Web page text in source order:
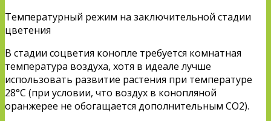
Температурный режим на заключительной стадии
цветения
В стадии соцветия конопле требуется комнатная
температура воздуха, хотя в идеале лучше
использовать развитие растения при температуре
28°C (при условии, что воздух в конопляной
оранжерее не обогащается дополнительным СО2).